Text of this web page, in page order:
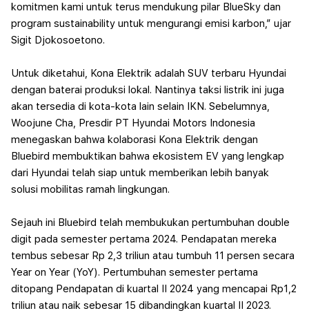
komitmen kami untuk terus mendukung pilar BlueSky dan
program sustainability untuk mengurangi emisi karbon,” ujar
Sigit Djokosoetono.
Untuk diketahui, Kona Elektrik adalah SUV terbaru Hyundai
dengan baterai produksi lokal. Nantinya taksi listrik ini juga
akan tersedia di kota-kota lain selain IKN. Sebelumnya,
Woojune Cha, Presdir PT Hyundai Motors Indonesia
menegaskan bahwa kolaborasi Kona Elektrik dengan
Bluebird membuktikan bahwa ekosistem EV yang lengkap
dari Hyundai telah siap untuk memberikan lebih banyak
solusi mobilitas ramah lingkungan.
Sejauh ini Bluebird telah membukukan pertumbuhan double
digit pada semester pertama 2024. Pendapatan mereka
tembus sebesar Rp 2,3 triliun atau tumbuh 11 persen secara
Year on Year (YoY). Pertumbuhan semester pertama
ditopang Pendapatan di kuartal II 2024 yang mencapai Rp1,2
triliun atau naik sebesar 15 dibandingkan kuartal II 2023.